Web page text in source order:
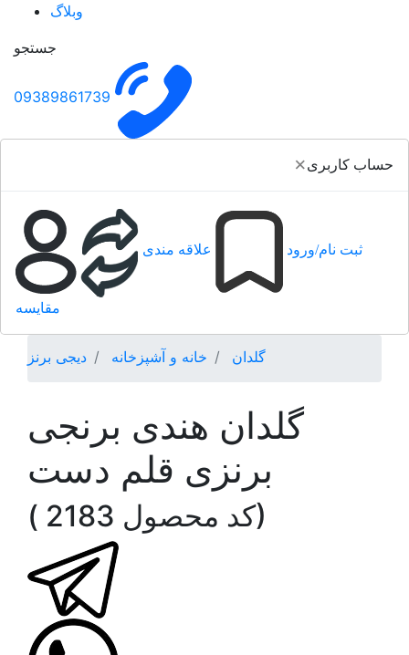
وبلاگ
جستجو
09389861739
×حساب کاربری
ثبت نام/ورود علاقه مندی
مقایسه
دیجی برنز خانه و آشپزخانه گلدان
گلدان هندی برنجی
برنزی قلم دست
( کد محصول 2183)